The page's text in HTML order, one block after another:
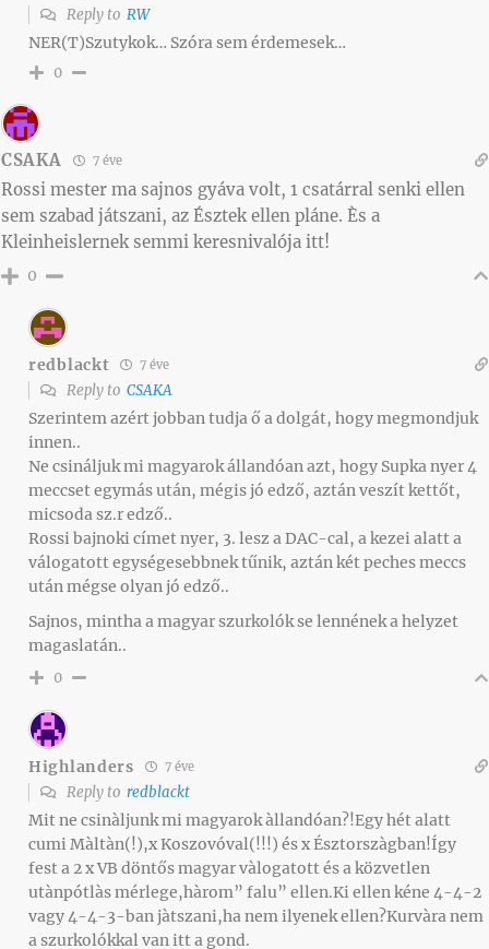
Reply to RW
NER(T)Szutykok… Szóra sem érdemesek…
0
CSAKA 7 éve
Rossi mester ma sajnos gyáva volt, 1 csatárral senki ellen
sem szabad játszani, az Észtek ellen pláne. Ès a
Kleinheislernek semmi keresnivalója itt!
0
redblackt 7 éve
Reply to CSAKA
Szerintem azért jobban tudja ő a dolgát, hogy megmondjuk
innen..
Ne csináljuk mi magyarok állandóan azt, hogy Supka nyer 4
meccset egymás után, mégis jó edző, aztán veszít kettőt,
micsoda sz.r edző..
Rossi bajnoki címet nyer, 3. lesz a DAC-cal, a kezei alatt a
válogatott egységesebbnek tűnik, aztán két peches meccs
után mégse olyan jó edző..
Sajnos, mintha a magyar szurkolók se lennének a helyzet
magaslatán..
0
Highlanders 7 éve
Reply to redblackt
Mit ne csinàljunk mi magyarok àllandóan?!Egy hét alatt
cumi Màltàn(!),x Koszovóval(!!!) és x Észtorszàgban!Így
fest a 2 x VB döntős magyar vàlogatott és a közvetlen
utànpótlàs mérlege,hàrom” falu” ellen.Ki ellen kéne 4-4-2
vagy 4-4-3-ban jàtszani,ha nem ilyenek ellen?Kurvàra nem
a szurkolókkal van itt a gond.